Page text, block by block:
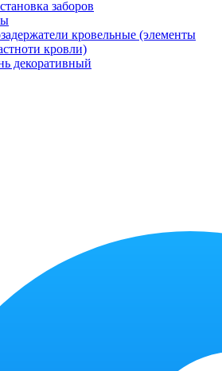
заборов
кровельные (элементы
кровли)
декоративный